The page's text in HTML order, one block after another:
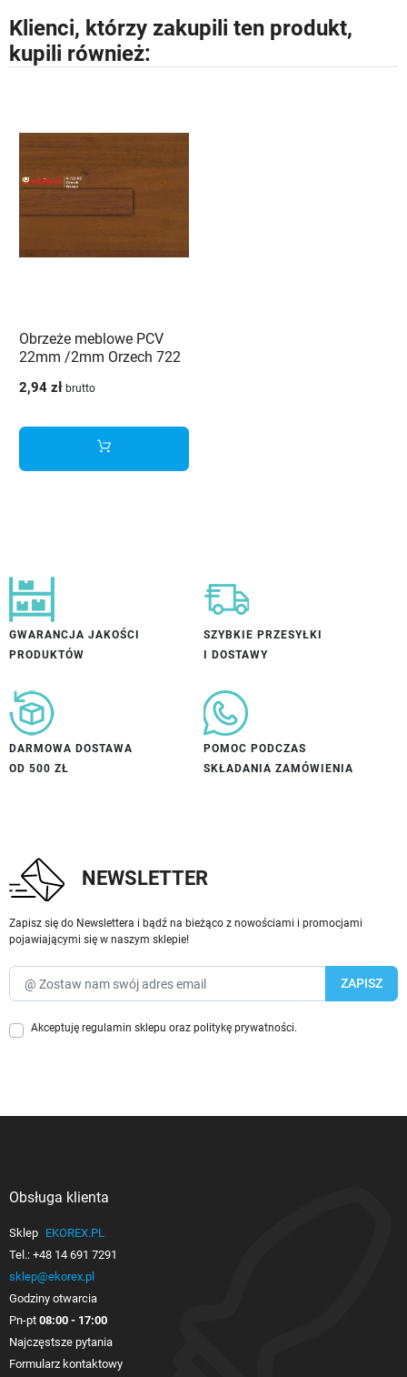
Klienci, którzy zakupili ten produkt,
kupili również:
Obrzeże meblowe PCV
22mm /2mm Orzech 722
2,94 zł brutto
GWARANCJA JAKOŚCI
PRODUKTÓW
SZYBKIE PRZESYŁKI
I DOSTAWY
DARMOWA DOSTAWA
OD 500 ZŁ
POMOC PODCZAS
SKŁADANIA ZAMÓWIENIA
NEWSLETTER
Zapisz się do Newslettera i bądź na bieżąco z nowościami i promocjami
pojawiającymi się w naszym sklepie!
Akceptuję regulamin sklepu oraz politykę prywatności.
Obsługa klienta
Sklep EKOREX.PL
Tel.: +48 14 691 7291
sklep@ekorex.pl
Godziny otwarcia
Pn-pt 08:00 - 17:00
Najczęstsze pytania
Formularz kontaktowy